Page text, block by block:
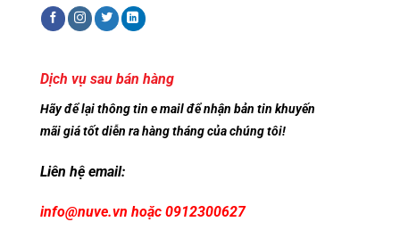
Dịch vụ sau bán hàng
Hãy để lại thông tin e mail để nhận bản tin khuyến
mãi giá tốt diễn ra hàng tháng của chúng tôi!
Liên hệ email:
info@nuve.vn hoặc 0912300627